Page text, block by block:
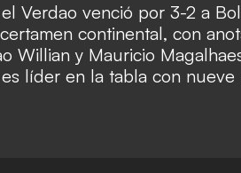
Verdao venció por 3-2 a
continental, con
Willian y Mauricio
líder en la tabla con nueve